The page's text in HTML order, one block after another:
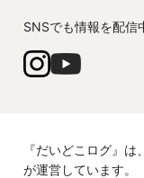
SNSでも情報を配信
『だいどこログ』
が運営しています。